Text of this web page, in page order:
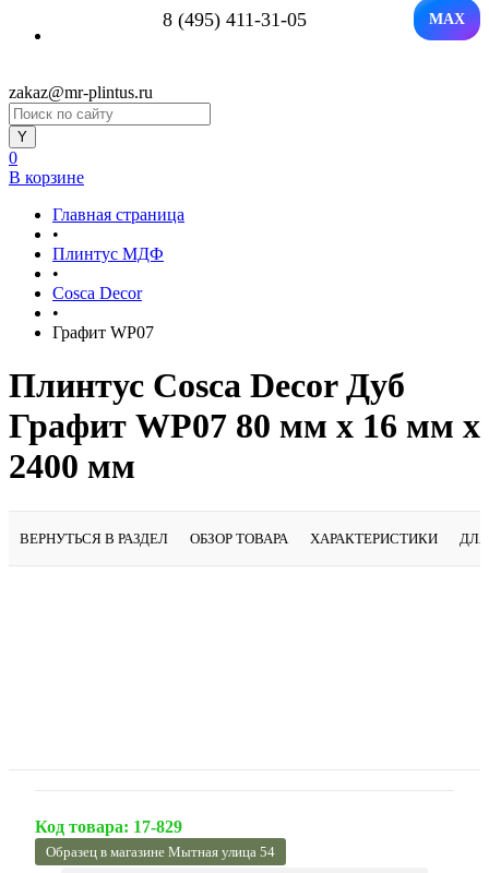
8 (495) 411-31-05 MAX
zakaz@mr-plintus.ru
0
В корзине
Главная страница
•
Плинтус МДФ
•
Cosca Decor
•
Графит WP07
Плинтус Cosca Decor Дуб
Графит WP07 80 мм х 16 мм х
2400 мм
ВЕРНУТЬСЯ В РАЗДЕЛ ОБЗОР ТОВАРА ХАРАКТЕРИСТИКИ
Код товара: 17-829
Образец в магазине Мытная улица 54